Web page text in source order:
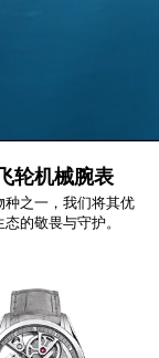
轮机械腕表
种之一，我们将其优
的敬畏与守护。